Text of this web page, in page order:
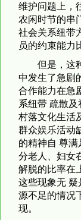
维护问题上，
农闲时节的串
社会关系纽带
员的约束能力
但是，这
中发生了急剧
合作能力在急
系纽带 疏散及
村落文化生活
群众娱乐活动
的精神自 尊
分老人、妇女
解脱的比率在
这些现象无 疑
源不足的情况
现。